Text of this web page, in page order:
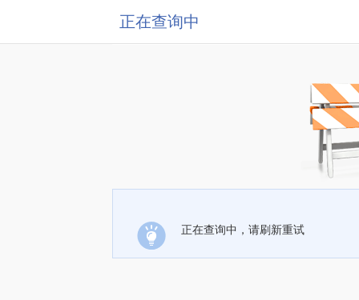
正在查询中
正在查询中，请刷新重试